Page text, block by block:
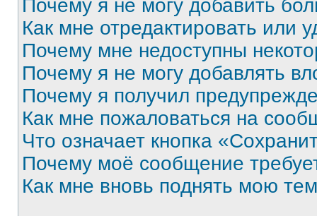
Почему я не могу добавить
Как мне отредактировать или
Почему мне недоступны
Почему я не могу добавлять
Почему я получил
Как мне пожаловаться на
Что означает кнопка
Почему моё сообщение
Как мне вновь поднять мою